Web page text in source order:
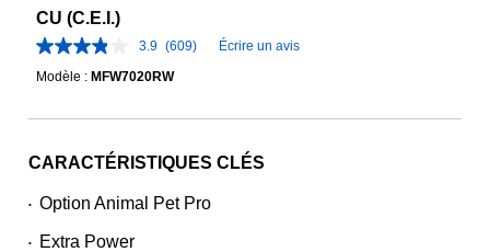
CU (C.E.I.)
3.9 (609)
Écrire un avis
Modèle : MFW7020RW
CARACTÉRISTIQUES CLÉS
• Option Animal Pet Pro
• Extra Power